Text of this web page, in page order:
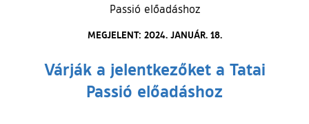
Passió előadáshoz
MEGJELENT: 2024. JANUÁR. 18.
Várják a jelentkezőket a Tatai
Passió előadáshoz